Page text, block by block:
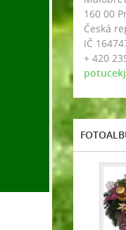
160 00
Česká
IČ
+ 420